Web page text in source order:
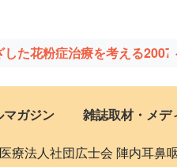
た花粉症治療を考える2007
マガジン 雑誌取材・メデ
療法人社団広士会 陣内耳鼻